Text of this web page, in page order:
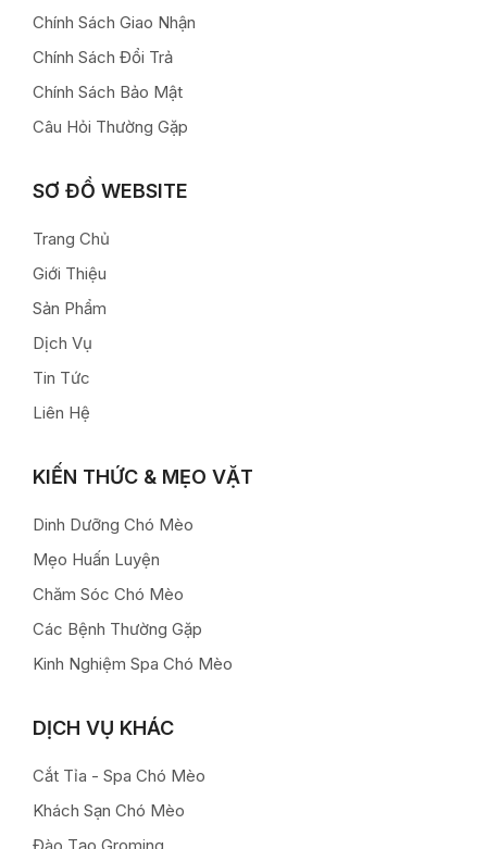
Chính Sách Giao Nhận
Chính Sách Đổi Trả
Chính Sách Bảo Mật
Câu Hỏi Thường Gặp
SƠ ĐỒ WEBSITE
Trang Chủ
Giới Thiệu
Sản Phẩm
Dịch Vụ
Tin Tức
Liên Hệ
KIẾN THỨC & MẸO VẶT
Dinh Dưỡng Chó Mèo
Mẹo Huấn Luyện
Chăm Sóc Chó Mèo
Các Bệnh Thường Gặp
Kinh Nghiệm Spa Chó Mèo
DỊCH VỤ KHÁC
Cắt Tỉa - Spa Chó Mèo
Khách Sạn Chó Mèo